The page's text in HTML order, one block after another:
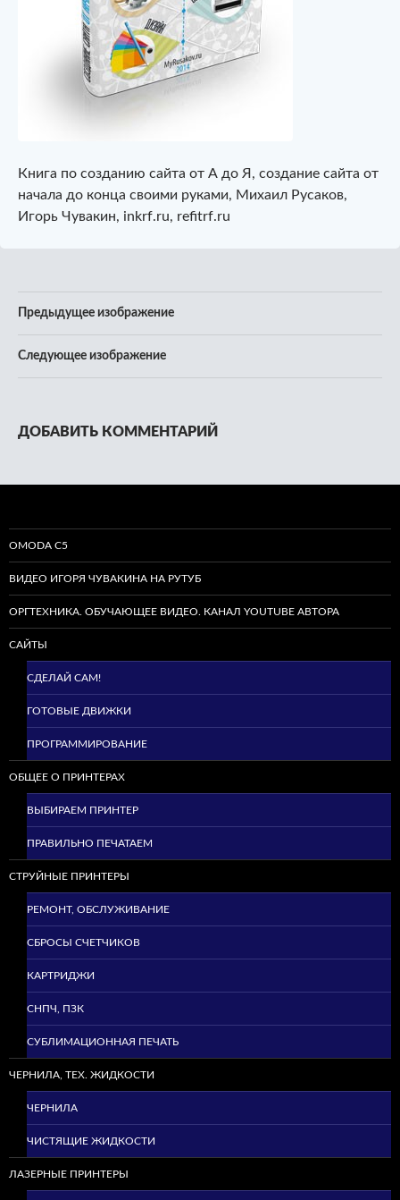
Книга по созданию сайта от А до Я, создание сайта от
начала до конца своими руками, Михаил Русаков,
Игорь Чувакин, inkrf.ru, refitrf.ru
Предыдущее изображение
Следующее изображение
ДОБАВИТЬ КОММЕНТАРИЙ
OMODA C5
ВИДЕО ИГОРЯ ЧУВАКИНА НА РУТУБ
ОРГТЕХНИКА. ОБУЧАЮЩЕЕ ВИДЕО. КАНАЛ YOUTUBE АВТОРА
САЙТЫ
СДЕЛАЙ САМ!
ГОТОВЫЕ ДВИЖКИ
ПРОГРАММИРОВАНИЕ
ОБЩЕЕ О ПРИНТЕРАХ
ВЫБИРАЕМ ПРИНТЕР
ПРАВИЛЬНО ПЕЧАТАЕМ
СТРУЙНЫЕ ПРИНТЕРЫ
РЕМОНТ, ОБСЛУЖИВАНИЕ
СБРОСЫ СЧЕТЧИКОВ
КАРТРИДЖИ
СНПЧ, ПЗК
СУБЛИМАЦИОННАЯ ПЕЧАТЬ
ЧЕРНИЛА, ТЕХ. ЖИДКОСТИ
ЧЕРНИЛА
ЧИСТЯЩИЕ ЖИДКОСТИ
ЛАЗЕРНЫЕ ПРИНТЕРЫ